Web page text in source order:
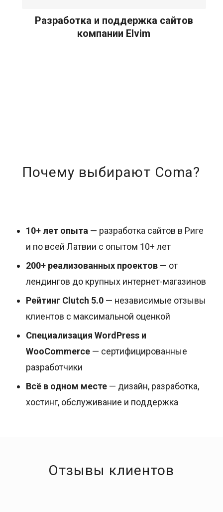
Разработка и поддержка сайтов
компании Elvim
Почему выбирают Coma?
10+ лет опыта — разработка сайтов в Риге
и по всей Латвии с опытом 10+ лет
200+ реализованных проектов— от
лендингов до крупных интернет-магазинов
Рейтинг Clutch 5.0— независимые отзывы
клиентов с максимальной оценкой
Специализация WordPress и
WooCommerce— сертифицированные
разработчики
Всё в одном месте— дизайн, разработка,
хостинг, обслуживание и поддержка
Отзывы клиентов